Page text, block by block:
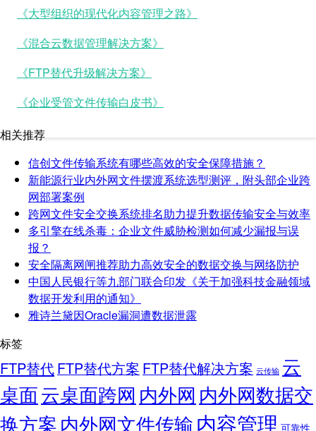
《大型组织的现代化内容管理之路》
《混合云数据管理解决方案》
《FTP替代升级解决方案》
《企业受管文件传输白皮书》
相关推荐
信创文件传输系统有哪些高效的安全保障措施？
新能源行业内外网文件摆渡系统选型测评，附头部企业跨
网部署案例
跨网文件安全交换系统排名助力提升数据传输安全与效率
多引擎在线杀毒：企业文件威胁检测如何减少漏报与误
报？
安全隔离网闸推荐助力高效安全的数据交换与网络防护
中国人民银行等九部门联合印发《关于加强科技金融领域
数据开发利用的通知》
雅诗兰黛因Oracle漏洞遭数据泄露
标签
FTP替代FTP替代方案 FTP替代解决方案 云传输 云
桌面云桌面跨网 内外网 内外网数据交
换方案内外网文件传输内容管理 可靠性